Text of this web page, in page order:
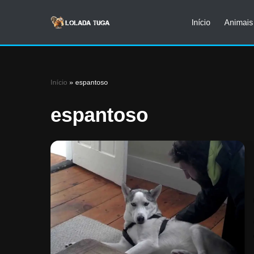
Início Animais
Início » espantoso
espantoso